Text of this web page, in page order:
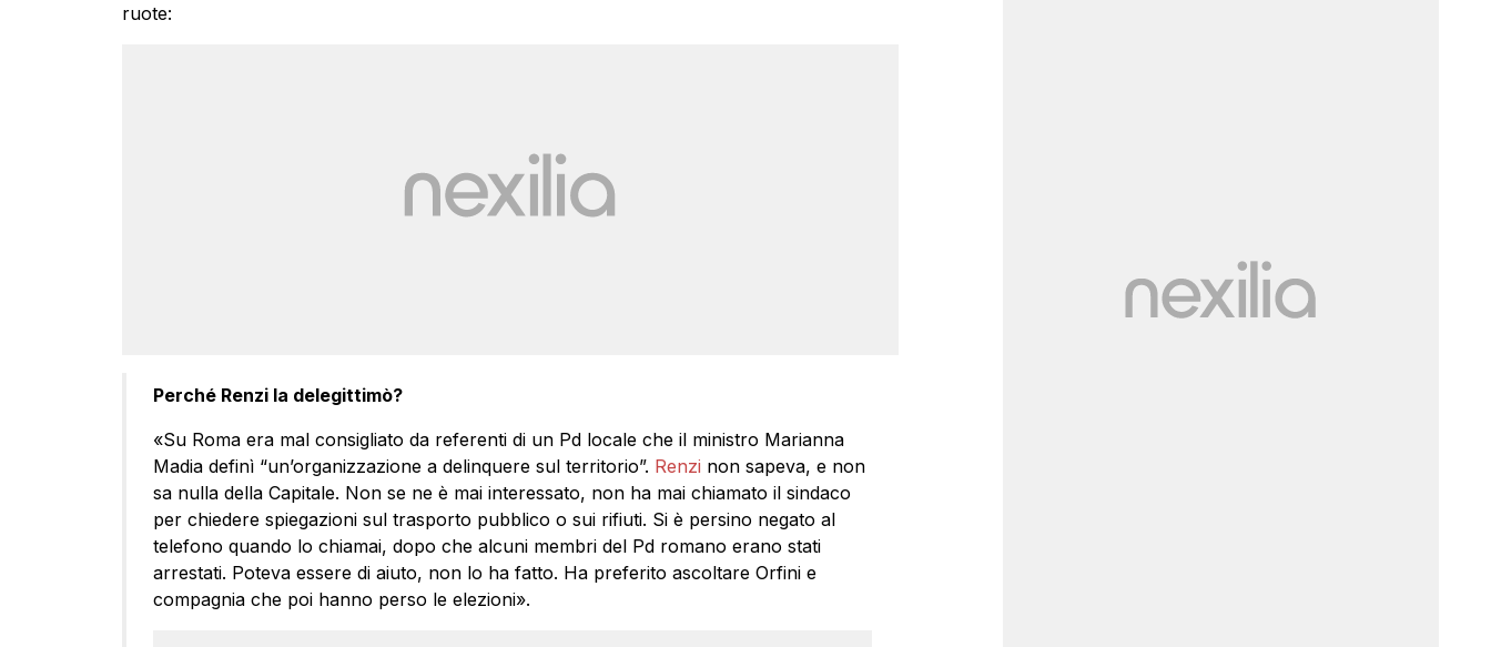
ruote:
Perché Renzi la delegittimò?
«Su Roma era mal consigliato da referenti di un Pd locale che il ministro Marianna
Madia definì “un’organizzazione a delinquere sul territorio”. Renzi non sapeva, e non
sa nulla della Capitale. Non se ne è mai interessato, non ha mai chiamato il sindaco
per chiedere spiegazioni sul trasporto pubblico o sui rifiuti. Si è persino negato al
telefono quando lo chiamai, dopo che alcuni membri del Pd romano erano stati
arrestati. Poteva essere di aiuto, non lo ha fatto. Ha preferito ascoltare Orfini e
compagnia che poi hanno perso le elezioni».